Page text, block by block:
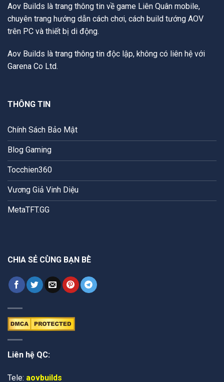
Aov Builds là trang thông tin về game Liên Quân mobile,
chuyên trang hướng dẫn cách chơi, cách build tướng AOV
trên PC và thiết bị di động.
Aov Builds là trang thông tin độc lập, không có liên hệ với
Garena Co Ltd.
THÔNG TIN
Chính Sách Bảo Mật
Blog Gaming
Tocchien360
Vương Giả Vinh Diệu
MetaTFT.GG
CHIA SẺ CÙNG BẠN BÈ
Liên hệ QC:
Tele: aovbuilds